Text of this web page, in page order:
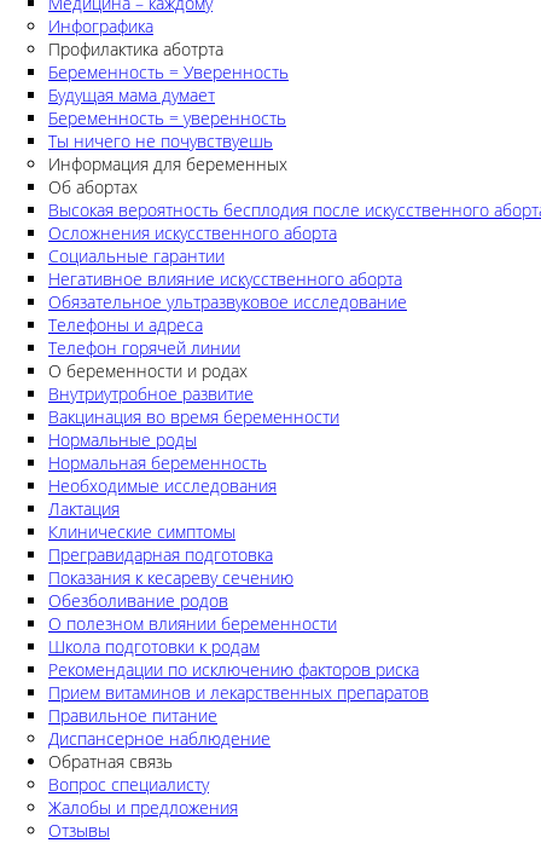
Инфографика
Профилактика аботрта
Беременность = Уверенность
Будущая мама думает
Беременность = уверенность
Ты ничего не почувствуешь
Информация для беременных
Об абортах
Высокая вероятность бесплодия после искусственного
Осложнения искусственного аборта
Социальные гарантии
Негативное влияние искусственного аборта
Обязательное ультразвуковое исследование
Телефоны и адреса
Телефон горячей линии
О беременности и родах
Внутриутробное развитие
Вакцинация во время беременности
Нормальные роды
Нормальная беременность
Необходимые исследования
Лактация
Клинические симптомы
Прегравидарная подготовка
Показания к кесареву сечению
Обезболивание родов
О полезном влиянии беременности
Школа подготовки к родам
Рекомендации по исключению факторов риска
Прием витаминов и лекарственных препаратов
Правильное питание
Диспансерное наблюдение
Обратная связь
Вопрос специалисту
Жалобы и предложения
Отзывы